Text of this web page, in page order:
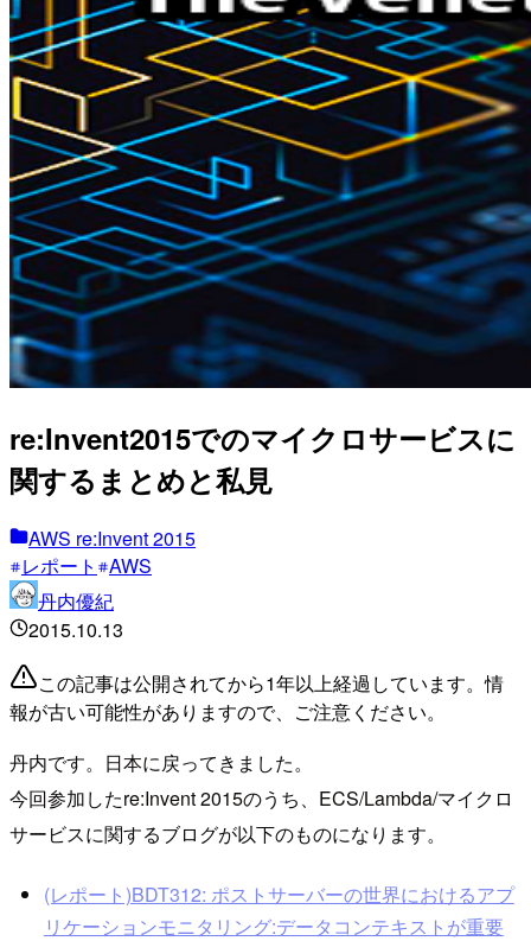
re:Invent2015でのマイクロサービスに
関するまとめと私見
AWS re:Invent 2015
レポート
AWS
丹内優紀
2015.10.13
この記事は公開されてから1年以上経過しています。情
報が古い可能性がありますので、ご注意ください。
丹内です。日本に戻ってきました。
今回参加したre:Invent 2015のうち、ECS/Lambda/マイクロ
サービスに関するブログが以下のものになります。
(レポート)BDT312: ポストサーバーの世界におけるアプ
リケーションモニタリング:データコンテキストが重要